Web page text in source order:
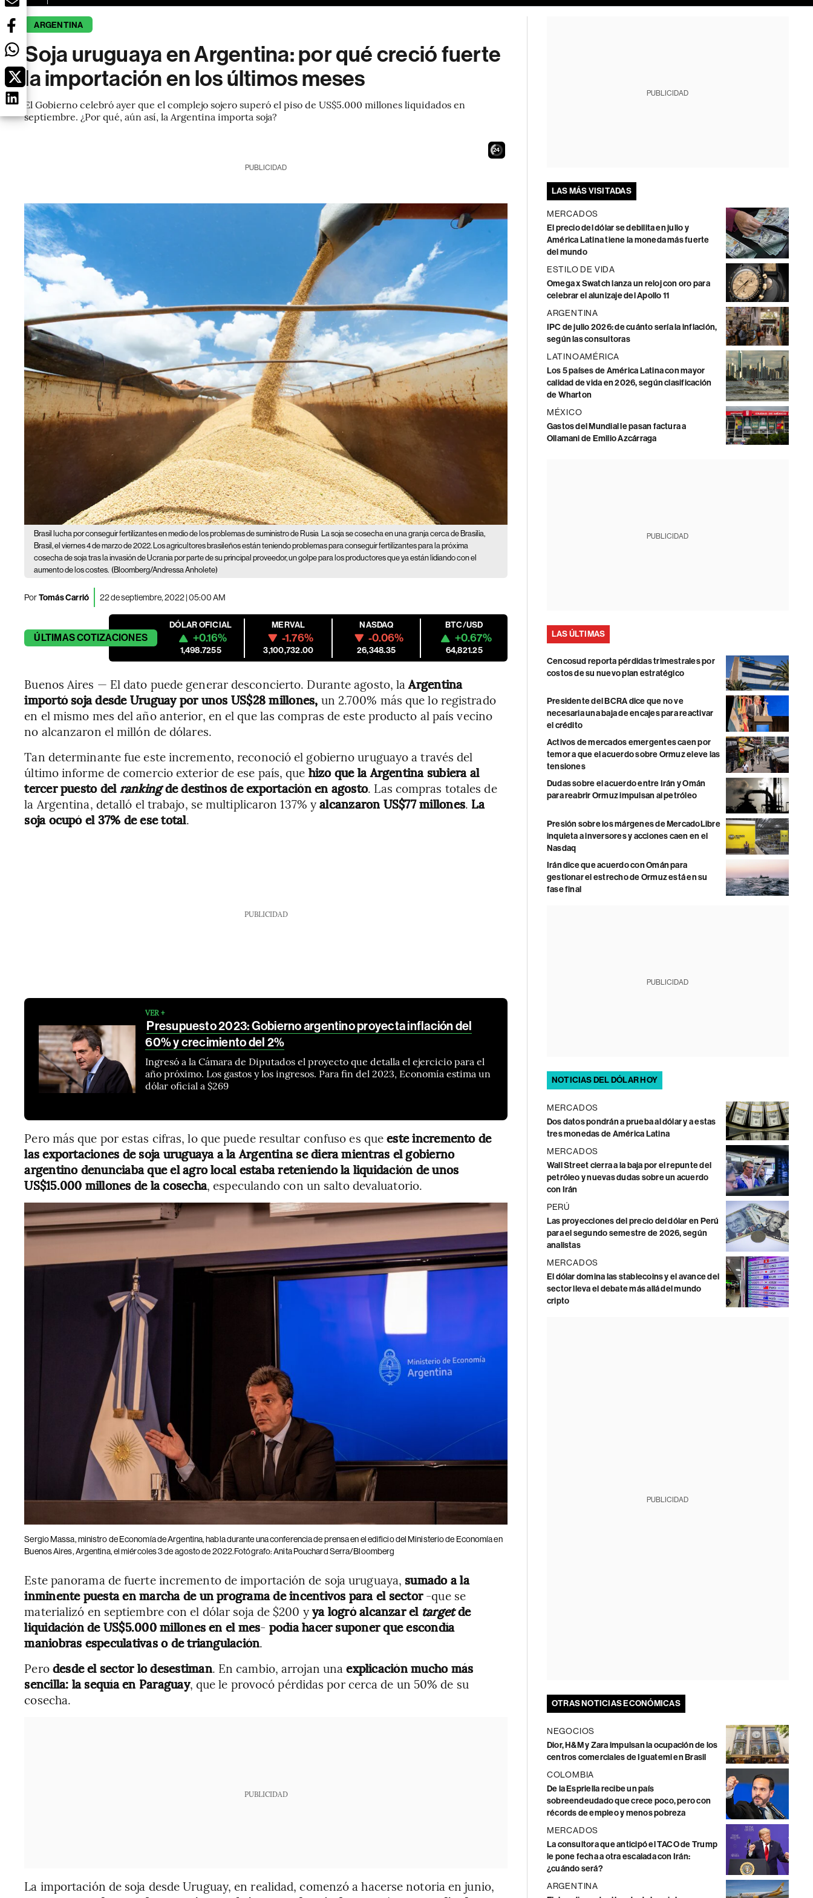
ARGENTINA
Soja uruguaya en Argentina: por qué creció fuerte
la importación en los últimos meses
El Gobierno celebró ayer que el complejo sojero superó el piso de US$5.000 millones liquidados en
septiembre. ¿Por qué, aún así, la Argentina importa soja?
23
PUBLICIDAD
Brasil lucha por conseguir fertilizantes en medio de los problemas de suministro de Rusia La soja se cosecha en una granja cerca de Brasilia,
Brasil, el viernes 4 de marzo de 2022. Los agricultores brasileños están teniendo problemas para conseguir fertilizantes para la próxima
cosecha de soja tras la invasión de Ucrania por parte de su principal proveedor, un golpe para los productores que ya están lidiando con el
aumento de los costes. (Bloomberg/Andressa Anholete)
PorTomás Carrió 22 de septiembre, 2022 | 05:00 AM
ÚLTIMASCOTIZACIONES
DÓLAR OFICIAL
+0.16%
1,498.7255
MERVAL
-1.76%
3,100,732.00
NASDAQ
-0.06%
26,348.35
BTC/USD
+0.67%
64,821.25
Buenos Aires — El dato puede generar desconcierto. Durante agosto, laArgentina
importó soja desde Uruguay por unos US$28 millones, un 2.700% más que lo registrado
en el mismo mes del año anterior, en el que las compras de este producto al país vecino
no alcanzaron el millón de dólares.
Tan determinante fue este incremento, reconoció el gobierno uruguayo a través del
último informe de comercio exterior de ese país, que hizo que la Argentina subiera al
tercer puesto del rankingde destinos de exportación en agosto. Las compras totales de
la Argentina, detalló el trabajo, se multiplicaron 137% yalcanzaron US$77 millones. La
soja ocupó el 37% de ese total.
PUBLICIDAD
VER +
Presupuesto 2023: Gobierno argentino proyecta inflación del
60% y crecimiento del 2%
Ingresó a la Cámara de Diputados el proyecto que detalla el ejercicio para el
año próximo. Los gastos y los ingresos. Para fin del 2023, Economía estima un
dólar oficial a $269
Pero más que por estas cifras, lo que puede resultar confuso es queeste incremento de
las exportaciones de soja uruguaya a la Argentina se diera mientras el gobierno
argentino denunciaba que el agro local estaba reteniendo la liquidación de unos
US$15.000 millones de la cosecha, especulando con un salto devaluatorio.
Sergio Massa, ministro de Economía de Argentina, habla durante una conferencia de prensa en el edificio del Ministerio de Economía en
Buenos Aires, Argentina, el miércoles 3 de agosto de 2022.Fotógrafo: Anita Pouchard Serra/Bloomberg
Este panorama de fuerte incremento de importación de soja uruguaya, sumado a la
inminente puesta en marcha de un programa de incentivos para el sector-que se
materializó en septiembre con el dólar soja de $200 yya logró alcanzar el targetde
liquidación de US$5.000 millones en el mes- podía hacer suponer que escondía
maniobras especulativas o de triangulación.
Perodesde el sector lo desestiman. En cambio, arrojan unaexplicación mucho más
sencilla: la sequía en Paraguay, que le provocó pérdidas por cerca de un 50% de su
cosecha.
PUBLICIDAD
La importación de soja desde Uruguay, en realidad, comenzó a hacerse notoria en junio,
PUBLICIDAD
LAS MÁS VISITADAS
MERCADOS
El precio del dólar se debilita en julio y
América Latina tiene la moneda más fuerte
del mundo
ESTILO DE VIDA
Omega x Swatch lanza un reloj con oro para
celebrar el alunizaje del Apollo 11
ARGENTINA
IPC de julio 2026: de cuánto sería la inflación,
según las consultoras
LATINOAMÉRICA
Los 5 países de América Latina con mayor
calidad de vida en 2026, según clasificación
de Wharton
MÉXICO
Gastos del Mundial le pasan factura a
Ollamani de Emilio Azcárraga
PUBLICIDAD
LAS ÚLTIMAS
Cencosud reporta pérdidas trimestrales por
costos de su nuevo plan estratégico
Presidente del BCRA dice que no ve
necesaria una baja de encajes para reactivar
el crédito
Activos de mercados emergentes caen por
temor a que el acuerdo sobre Ormuz eleve las
tensiones
Dudas sobre el acuerdo entre Irán y Omán
para reabrir Ormuz impulsan al petróleo
Presión sobre los márgenes de MercadoLibre
inquieta a inversores y acciones caen en el
Nasdaq
Irán dice que acuerdo con Omán para
gestionar el estrecho de Ormuz está en su
fase final
PUBLICIDAD
NOTICIAS DEL DÓLAR HOY
MERCADOS
Dos datos pondrán a prueba al dólar y a estas
tres monedas de América Latina
MERCADOS
Wall Street cierra a la baja por el repunte del
petróleo y nuevas dudas sobre un acuerdo
con Irán
PERÚ
Las proyecciones del precio del dólar en Perú
para el segundo semestre de 2026, según
analistas
MERCADOS
El dólar domina las stablecoins y el avance del
sector lleva el debate más allá del mundo
cripto
PUBLICIDAD
OTRAS NOTICIAS ECONÓMICAS
NEGOCIOS
Dior, H&M y Zara impulsan la ocupación de los
centros comerciales de Iguatemi en Brasil
COLOMBIA
De la Espriella recibe un país
sobreendeudado que crece poco, pero con
récords de empleo y menos pobreza
MERCADOS
La consultora que anticipó el TACO de Trump
le pone fecha a otra escalada con Irán:
¿cuándo será?
ARGENTINA